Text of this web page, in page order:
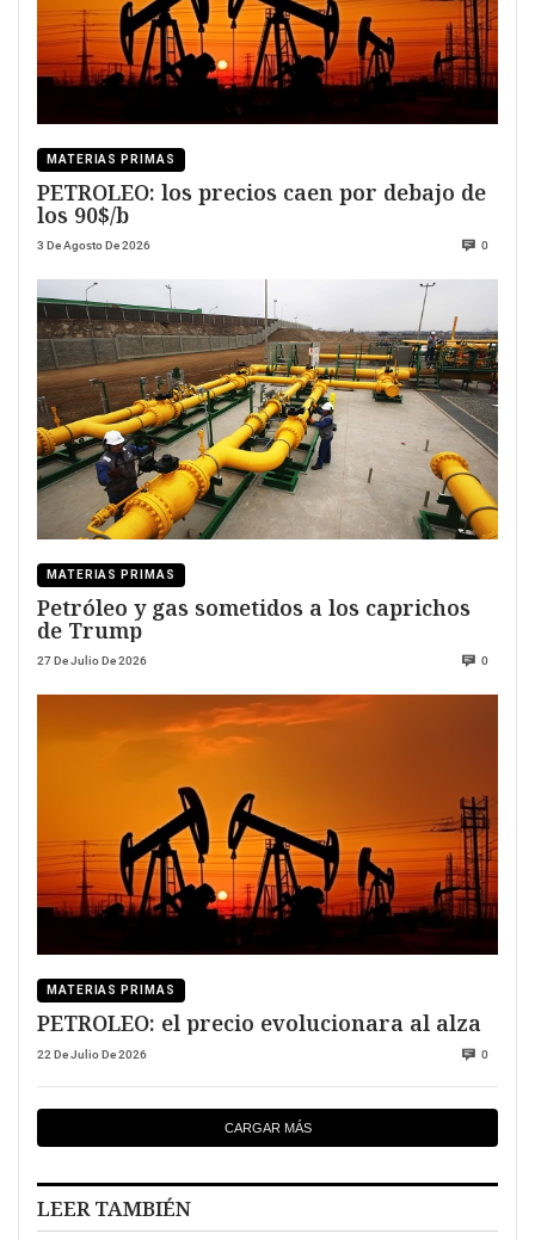
MATERIAS PRIMAS
PETROLEO: los precios caen por debajo de
los 90$/b
3 De Agosto De 2026 0
MATERIAS PRIMAS
Petróleo y gas sometidos a los caprichos
de Trump
27 De Julio De 2026 0
MATERIAS PRIMAS
PETROLEO: el precio evolucionara al alza
22 De Julio De 2026 0
CARGAR MÁS
LEER TAMBIÉN